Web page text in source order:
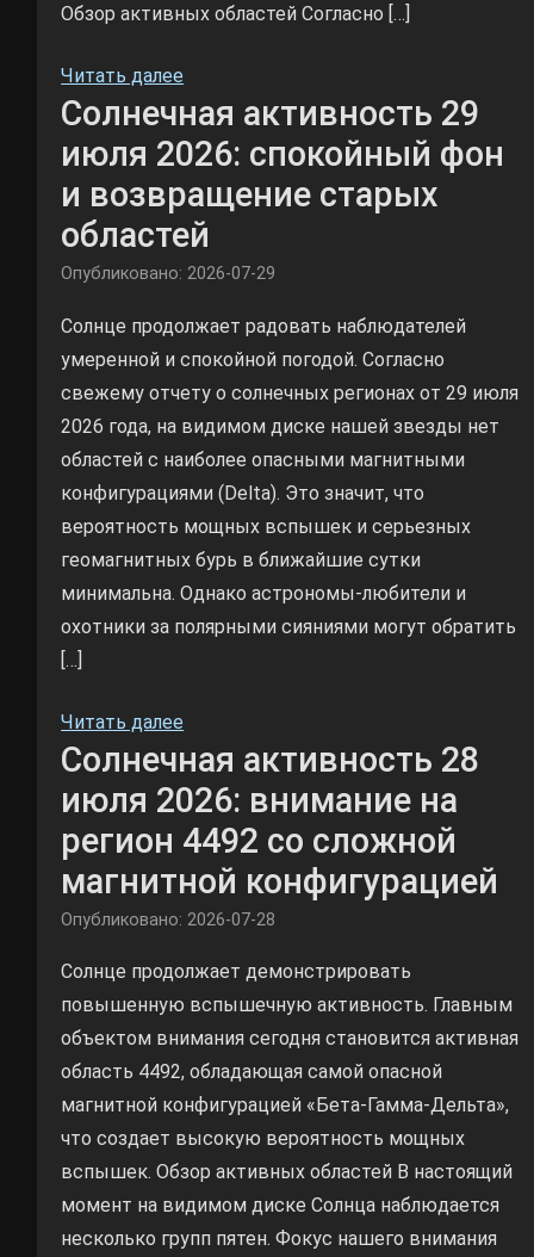
Обзор активных областей Согласно […]
Читать далее
Солнечная активность 29
июля 2026: спокойный фон
и возвращение старых
областей
Опубликовано: 2026-07-29
Солнце продолжает радовать наблюдателей
умеренной и спокойной погодой. Согласно
свежему отчету о солнечных регионах от 29 июля
2026 года, на видимом диске нашей звезды нет
областей с наиболее опасными магнитными
конфигурациями (Delta). Это значит, что
вероятность мощных вспышек и серьезных
геомагнитных бурь в ближайшие сутки
минимальна. Однако астрономы-любители и
охотники за полярными сияниями могут обратить
[…]
Читать далее
Солнечная активность 28
июля 2026: внимание на
регион 4492 со сложной
магнитной конфигурацией
Опубликовано: 2026-07-28
Солнце продолжает демонстрировать
повышенную вспышечную активность. Главным
объектом внимания сегодня становится активная
область 4492, обладающая самой опасной
магнитной конфигурацией «Бета-Гамма-Дельта»,
что создает высокую вероятность мощных
вспышек. Обзор активных областей В настоящий
момент на видимом диске Солнца наблюдается
несколько групп пятен. Фокус нашего внимания